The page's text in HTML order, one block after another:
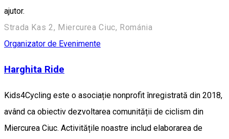
ajutor.
Strada Kas 2, Miercurea Ciuc, Románia
Organizator de Evenimente
Harghita Ride
Kids4Cycling este o asociație nonprofit înregistrată din 2018,
având ca obiectiv dezvoltarea comunității de ciclism din
Miercurea Ciuc. Activitățile noastre includ elaborarea de